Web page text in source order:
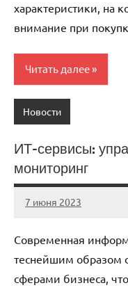
характеристики, на
внимание при
Читать далее
Новости
ИТ-сервисы:
мониторинг
7 июня 2023
immo_navi_ru
Нет
Современная
теснейшим образом
сферами бизнеса,